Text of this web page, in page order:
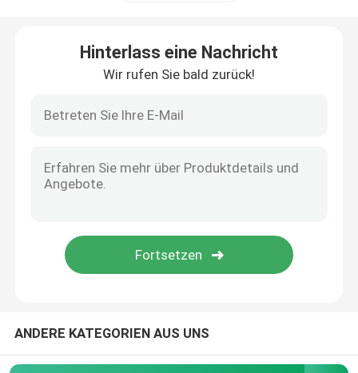
Werksbesichtigung
Bitte um ein Angebot
Hinterlass eine Nachricht
Wir rufen Sie bald zurück!
ANDERE KATEGORIEN AUS UNS